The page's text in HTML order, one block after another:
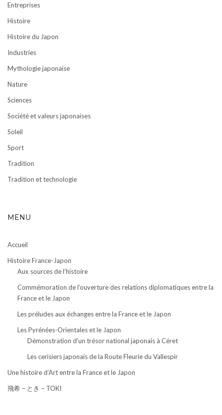
Entreprises
Histoire
Histoire du Japon
Industries
Mythologie japonaise
Nature
Sciences
Société et valeurs japonaises
Soleil
Sport
Tradition
Tradition et technologie
MENU
Accueil
Histoire France-Japon
Aux sources de l’histoire
Commémoration de l’ouverture des relations diplomatiques entre la
France et le Japon
Les préludes aux échanges entre la France et le Japon
Les Pyrénées-Orientales et le Japon
Démonstration d’un trésor national japonais à Céret
Les cerisiers japonais de la Route Fleurie du Vallespir
Une histoire d’Art entre la France et le Japon
飛希 – とき – TOKI